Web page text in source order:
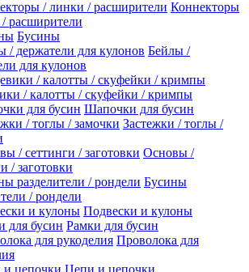
Коннекторы
расширители
Бусины
Бейлы /
для кулонов
/ калотты / скуфейки / кримпы
Шапочки для бусин
Застежки / тоглы /
Основы /
/ заготовки
Бусины
/ рондели
Подвески и кулоны
Рамки для бусин
Проволока для
Цепи и цепочки